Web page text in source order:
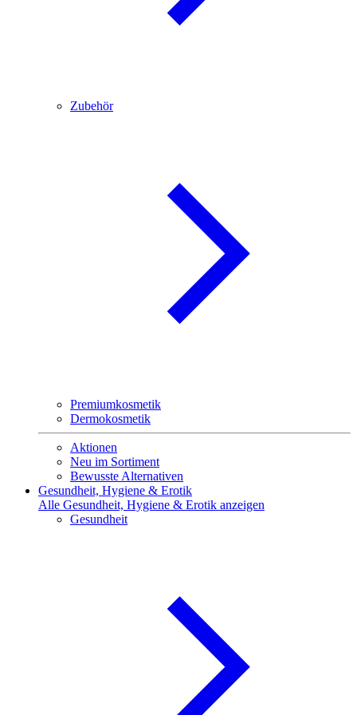
Zubehör
Premiumkosmetik
Dermokosmetik
Aktionen
Neu im Sortiment
Bewusste Alternativen
Gesundheit, Hygiene & Erotik
Alle Gesundheit, Hygiene & Erotik anzeigen
Gesundheit